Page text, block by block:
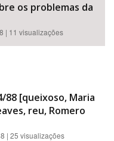
os problemas da
| 11 visualizações
88 [queixoso, Maria
reu, Romero
| 25 visualizações